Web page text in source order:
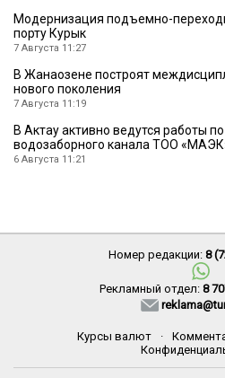
Модернизация подъемно-
порту Курык
7 Августа 11:27
В Жанаозене построят
нового поколения
7 Августа 11:19
В Актау активно ведутся работы
водозаборного канала ТОО
6 Августа 11:21
Номер редакции: 8
Рекламный отдел: 8
Курсы валют ·